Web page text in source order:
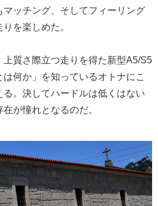
ッチング、そしてフィーリング
を楽しめた。
質さ際立つ走りを得た新型A5/S5
何か」を知っているオトナにこ
。決してハードルは低くはない
が憧れとなるのだ。